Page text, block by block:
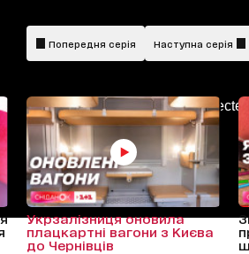
AdBlockDetected!
Попередня серія Наступна серія
Укрзалізниця оновила
плацкартні вагони з Києва
до Чернівців